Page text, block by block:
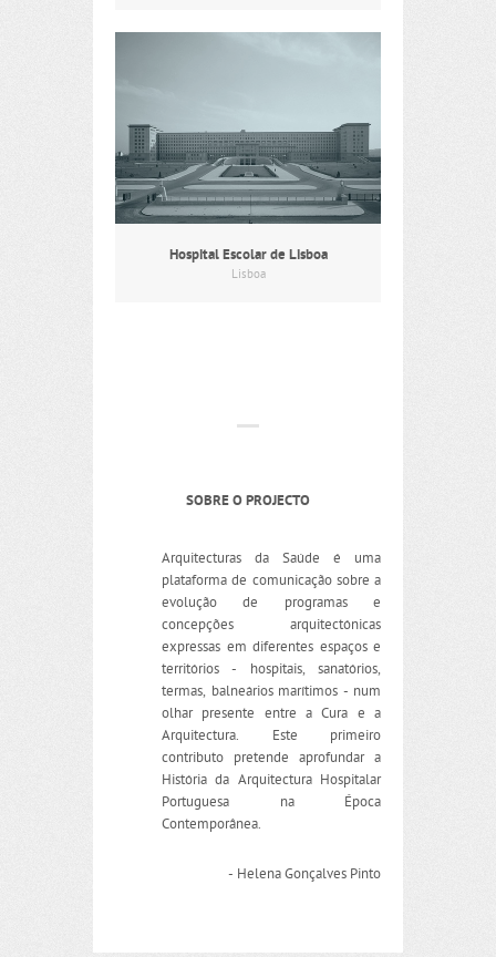
Hospital Escolar de Lisboa
Lisboa
SOBRE O PROJECTO
Arquitecturas da Saúde é uma
plataforma de comunicação sobre a
evolução de programas e
concepções arquitectónicas
expressas em diferentes espaços e
territórios - hospitais, sanatórios,
termas, balneários marítimos - num
olhar presente entre a Cura e a
Arquitectura. Este primeiro
contributo pretende aprofundar a
História da Arquitectura Hospitalar
Portuguesa na Época
Contemporânea.
- Helena Gonçalves Pinto